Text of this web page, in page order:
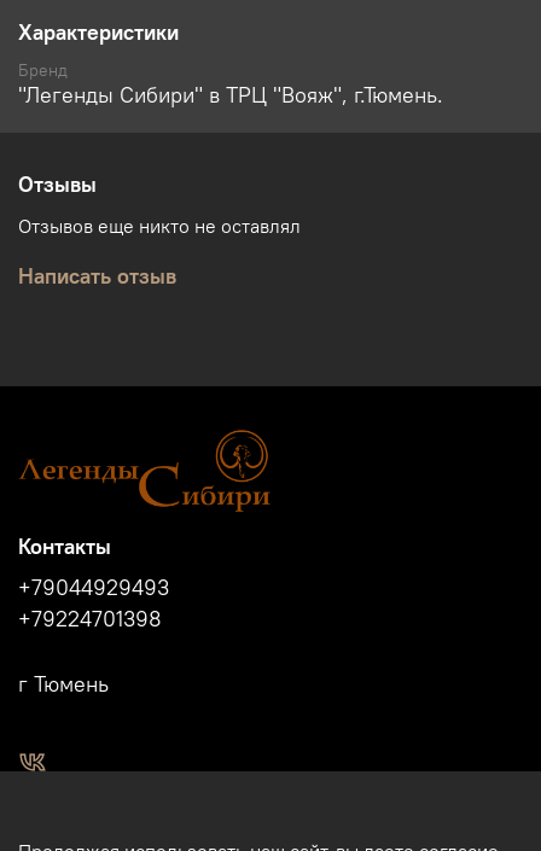
Характеристики
Бренд
"Легенды Сибири" в ТРЦ "Вояж", г.Тюмень.
Отзывы
Отзывов еще никто не оставлял
Написать отзыв
Контакты
+79044929493
+79224701398
г Тюмень